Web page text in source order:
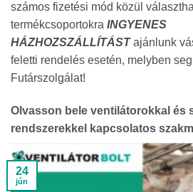
számos fizetési mód közül
termékcsoportokra INGYENES
HÁZHOZSZÁLLÍTÁSTajánlunk
feletti rendelés esetén, melyben
Futárszolgálat!
Olvasson bele ventilátorokkal és
rendszerekkel kapcsolatos
24
jún